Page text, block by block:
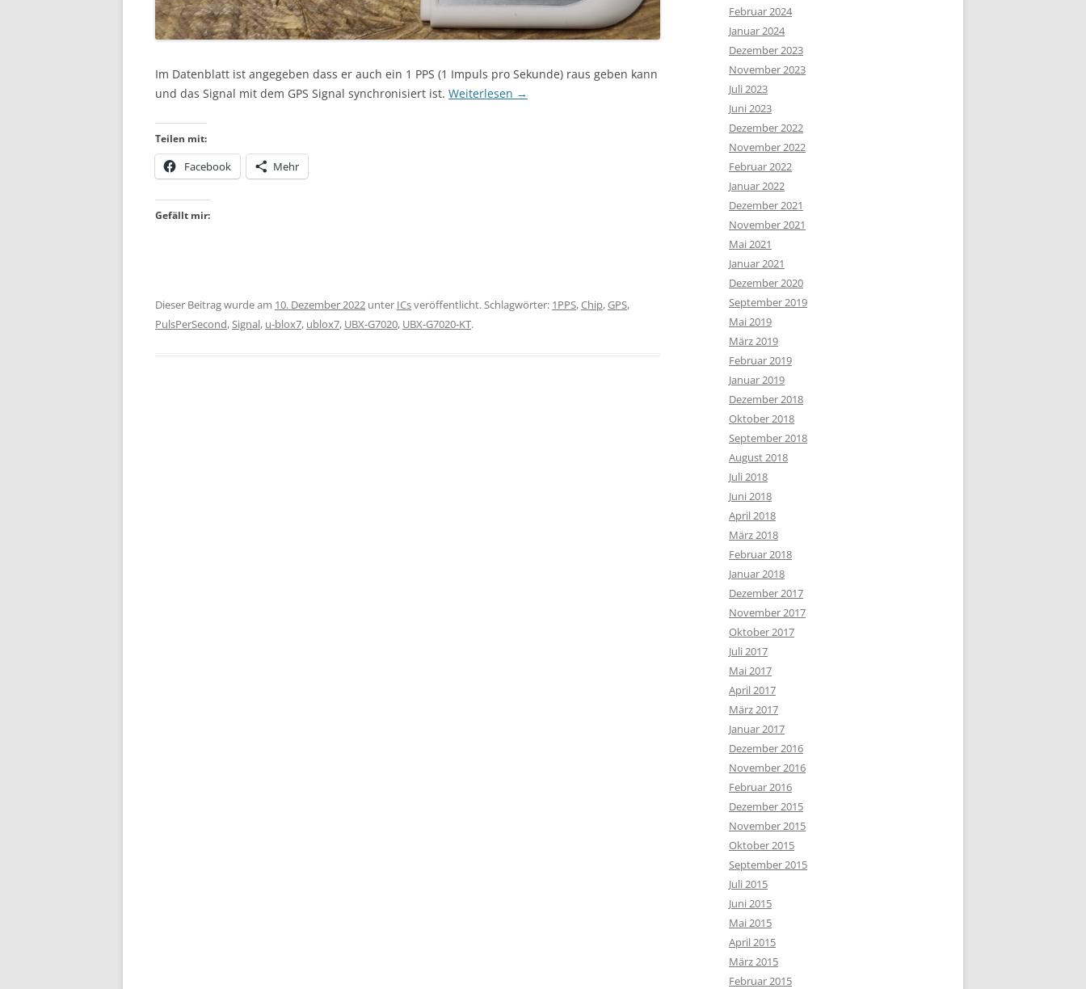
Im Datenblatt ist angegeben dass er auch ein 1 PPS (1 Impuls pro Sekunde) raus geben kann
und das Signal mit dem GPS Signal synchronisiert ist. Weiterlesen →
Teilen mit:
Facebook Mehr
Gefällt mir:
Dieser Beitrag wurde am 10. Dezember 2022 unter ICsveröffentlicht. Schlagwörter: 1PPS,Chip,GPS,
PulsPerSecond,Signal, u-blox7, ublox7, UBX-G7020, UBX-G7020-KT.
Februar 2024
Januar 2024
Dezember 2023
November 2023
Juli 2023
Juni 2023
Dezember 2022
November 2022
Februar 2022
Januar 2022
Dezember 2021
November 2021
Mai 2021
Januar 2021
Dezember 2020
September 2019
Mai 2019
März 2019
Februar 2019
Januar 2019
Dezember 2018
Oktober 2018
September 2018
August 2018
Juli 2018
Juni 2018
April 2018
März 2018
Februar 2018
Januar 2018
Dezember 2017
November 2017
Oktober 2017
Juli 2017
Mai 2017
April 2017
März 2017
Januar 2017
Dezember 2016
November 2016
Februar 2016
Dezember 2015
November 2015
Oktober 2015
September 2015
Juli 2015
Juni 2015
Mai 2015
April 2015
März 2015
Februar 2015